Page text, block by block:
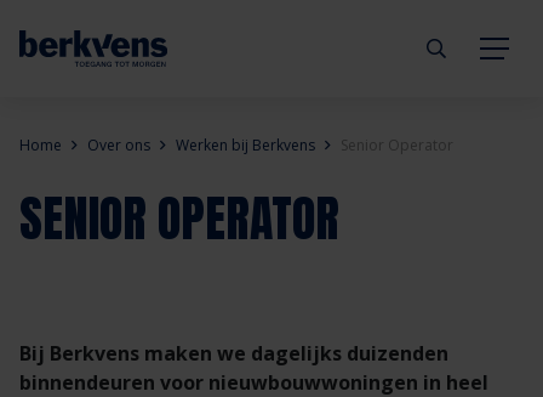
Deuren
Hang- & sluitwerk
Eengezinswoning
Utiliteitsgebouw
Aannemer
Projectontwikkelaar
Inbraakwerend
Geluidwerend
mijndeur.nl
Inspiratie
Blog
Duurzaamheid
Home Over ons Werken bij Berkvens Senior Operator
SENIOR OPERATOR
Bij Berkvens maken we dagelijks duizenden
binnendeuren voor nieuwbouwwoningen in heel